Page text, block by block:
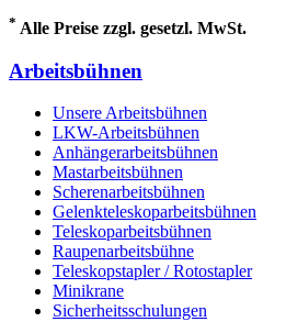
* Alle Preise zzgl. gesetzl. MwSt.
Arbeitsbühnen
Unsere Arbeitsbühnen
LKW-Arbeitsbühnen
Anhängerarbeitsbühnen
Mastarbeitsbühnen
Scherenarbeitsbühnen
Gelenkteleskoparbeitsbühnen
Teleskoparbeitsbühnen
Raupenarbeitsbühne
Teleskopstapler / Rotostapler
Minikrane
Sicherheitsschulungen